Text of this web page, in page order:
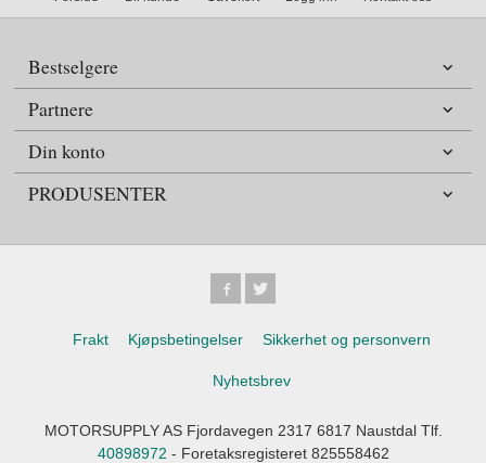
Bestselgere
Partnere
Din konto
PRODUSENTER
Frakt Kjøpsbetingelser Sikkerhet og personvern
Nyhetsbrev
MOTORSUPPLY AS Fjordavegen 2317 6817 Naustdal Tlf.
40898972 - Foretaksregisteret 825558462